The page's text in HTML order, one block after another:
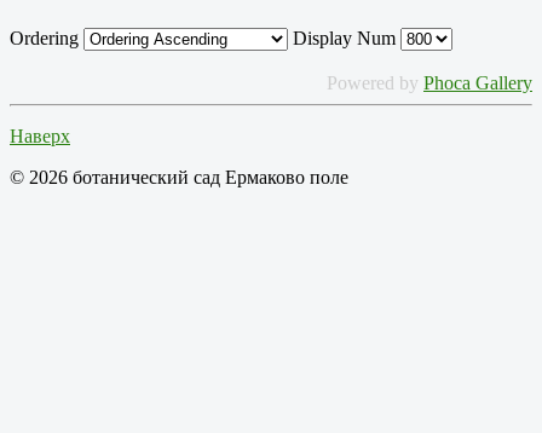
Ordering Display Num
Powered by Phoca Gallery
Наверх
© 2026 ботанический сад Ермаково поле